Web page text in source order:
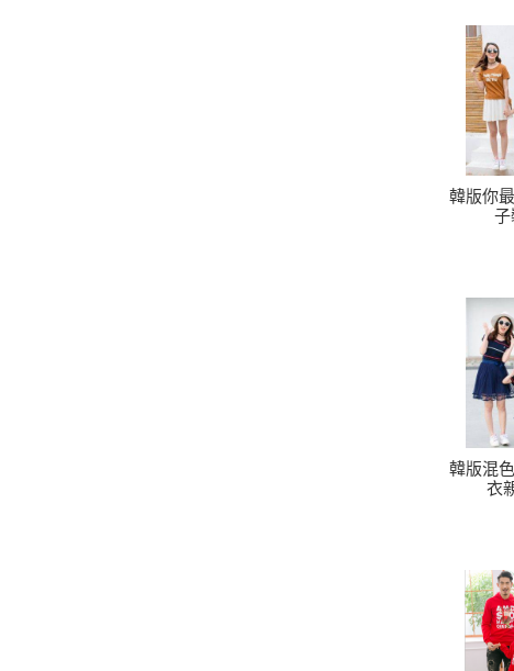
韓版你
韓版混
衣